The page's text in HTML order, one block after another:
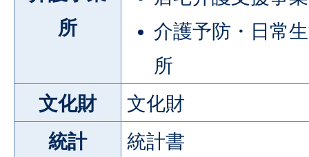
所
介護予防・日常
所
文化財
文化財
統計
統計書